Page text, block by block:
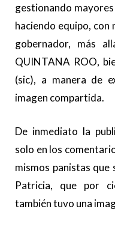
gestionando
haciendo equipo, con
gobernador, más
QUINTANA ROO,
(sic), a manera de
imagen compartida.
De inmediato la
solo en los
mismos panistas que
Patricia, que por
también tuvo una